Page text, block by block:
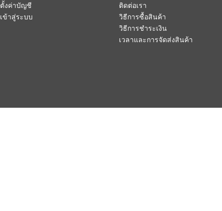
ตั้งค่าบัญชี
เข้าสู่ระบบ
ติดต่อเรา
วิธีการซื้อสินค้า
วิธีการชำระเงิน
เวลาและการจัดส่งสินค้า